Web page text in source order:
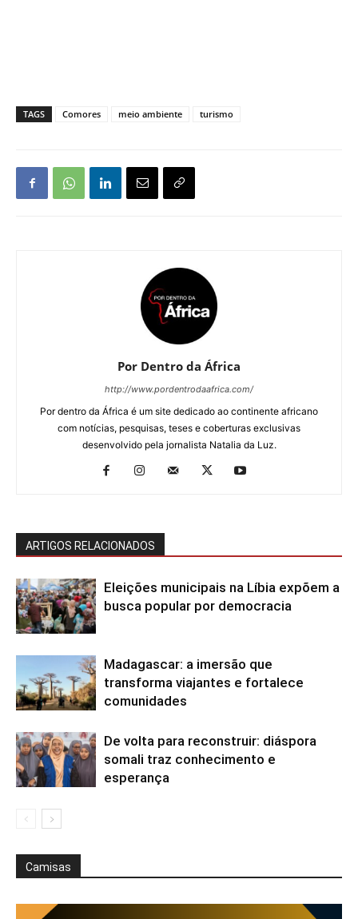
TAGS Comores meio ambiente turismo
Por Dentro da África
http://www.pordentrodaafrica.com/
Por dentro da África é um site dedicado ao continente africano
com notícias, pesquisas, teses e coberturas exclusivas
desenvolvido pela jornalista Natalia da Luz.
ARTIGOS RELACIONADOS
Eleições municipais na Líbia expõem a
busca popular por democracia
Madagascar: a imersão que
transforma viajantes e fortalece
comunidades
De volta para reconstruir: diáspora
somali traz conhecimento e
esperança
Camisas